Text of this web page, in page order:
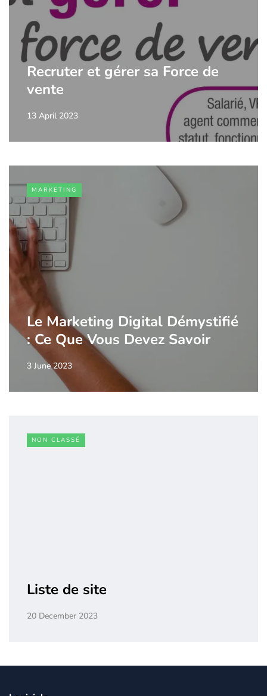
Recruter et gérer sa Force de
vente
13 April 2023
MARKETING
Le Marketing Digital Démystifié
: Ce Que Vous Devez Savoir
3 June 2023
NON CLASSÉ
Liste de site
20 December 2023